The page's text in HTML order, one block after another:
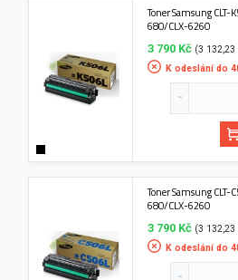
Toner Samsung
680/CLX-6260
3 790 Kč (3 132,23
K odeslání do
Toner Samsung CLT-
680/CLX-6260
3 790 Kč (3 132,23
K odeslání do